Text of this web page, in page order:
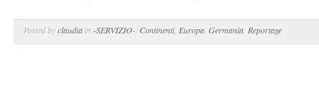
Posted byclaudia in -SERVIZIO- Continenti, Europa Germania Reportage